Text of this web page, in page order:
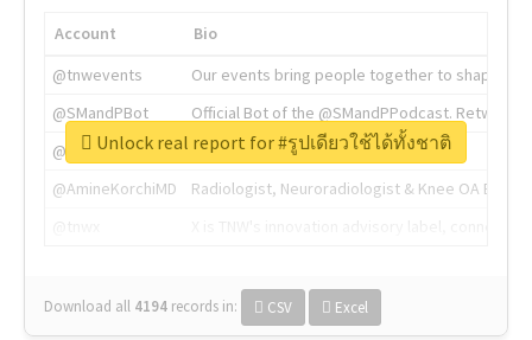
Account
Bio
@tnwevents
Our events bring people together to shape the
@SMandPBot
Official Bot of the @SMandPPodcast.
@thenextweb
The heart of tech.
@AmineKorchiMD
Radiologist, Neuroradiologist & Knee OA
Download all 4194 records in: CSV Excel
Unlock real report for #รูปเดียวใช้ได้ทั้งชาติ